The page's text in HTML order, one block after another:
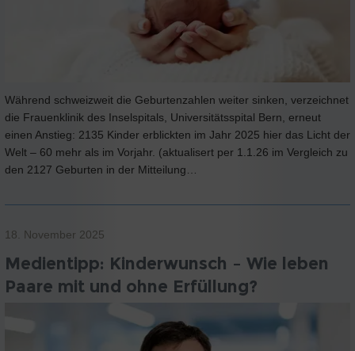
Während schweizweit die Geburtenzahlen weiter sinken, verzeichnet
die Frauenklinik des Inselspitals, Universitätsspital Bern, erneut
einen Anstieg: 2135 Kinder erblickten im Jahr 2025 hier das Licht der
Welt – 60 mehr als im Vorjahr. (aktualisert per 1.1.26 im Vergleich zu
den 2127 Geburten in der Mitteilung…
18. November 2025
Medientipp: Kinderwunsch – Wie leben
Paare mit und ohne Erfüllung?